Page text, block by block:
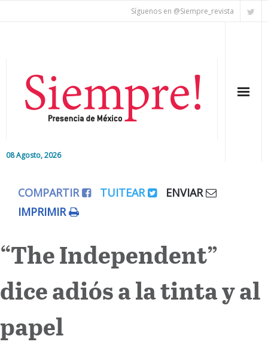
Síguenos en @Siempre_revista
08 Agosto, 2026
Editorial
Colaboradores
Internacional
Cultura
COMPARTIR TUITEAR
ENVIAR
IMPRIMIR
“The Independent”
dice adiós a la tinta y al
papel